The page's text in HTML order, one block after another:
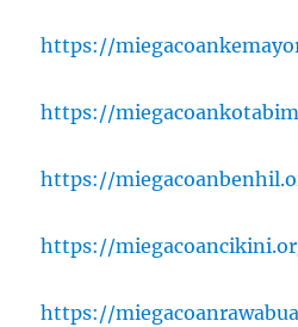
https://
https://
https://
https://
https://